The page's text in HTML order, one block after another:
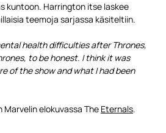
kuntoon. Harrington itse laskee
teemoja sarjassa käsiteltiin.
health difficulties after Thrones,
to be honest. I think it was
of the show and what I had been
elokuvassa The Eternals.